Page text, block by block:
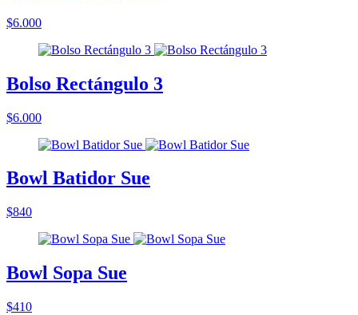
$6.000
Bolso Rectángulo 3
$6.000
Bowl Batidor Sue
$840
Bowl Sopa Sue
$410